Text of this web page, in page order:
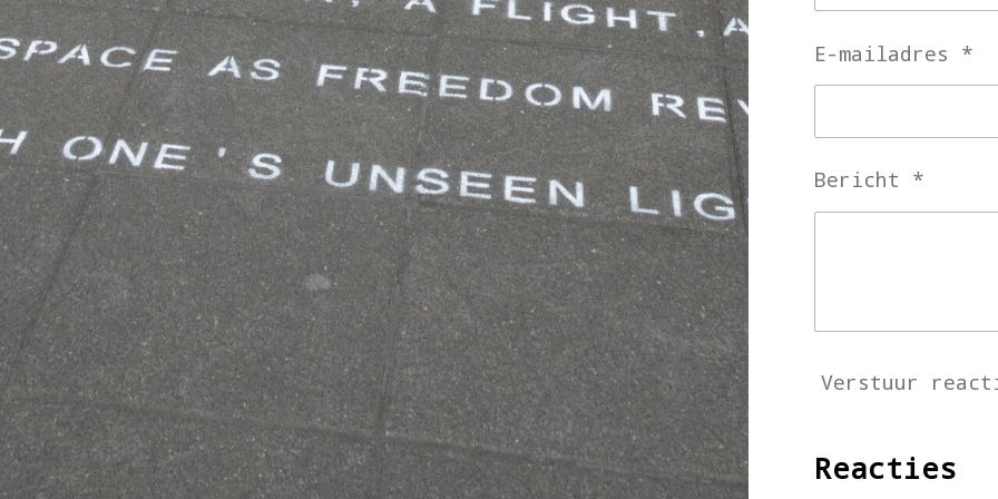
E-mailadres *
Bericht *
Verstuur
Reacties